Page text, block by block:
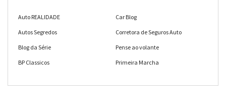
Auto REALIDADE
Autos Segredos
Blog da Série
BP Classicos
Car Blog
Corretora de Seguros Auto
Pense ao volante
Primeira Marcha